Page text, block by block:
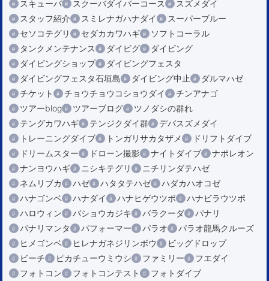
スキューバ
スクーバダイバーコース
スズメダイ
スタッフ紹介
スミレナガハナダイ
スーパーブルー
セソコテグリ
セダカカワハギ
ソフトコーラル
タンクメンテナンス
ダイビグ
ダイビング
ダイビングショップ
ダイビングフェスタ
ダイビングフェスタ石垣島
ダイビング中止
ダルマハゼ
チケット
チョウチョウコショウダイ
チンアナゴ
ツアーblog
ツアーブログ
ツノダシの群れ
テングカワハギ
テンジクダイ群
デバスズメダイ
トレーニングダイブ
トンガリサカタザメ
ドリフトダイブ
ドリームスター
ドローン撮影 ナイトダイブ
ナポレオン
ナンヨウハギ
ニシキテグリ
ニチリンダテハゼ
ネムリブカ
ハゼ ハタタテハゼ
ハダカハオコゼ
ハナゴンベ
ハナダイ ハナヒゲウツボ
ハナビラウツボ
ハロウィン
バショウカジキ バラクーダ
パナリ
パナリマンタ
パフォーマー パラオ
パラオ龍馬クルーズ
ヒメゴンベ
ヒレナガネジリンボウ
ビッグドロップ
ビーチ
ピカチューウミウシ ファミリー
フエダイ
フォトコン
フォトコンテスト
フォトダイブ